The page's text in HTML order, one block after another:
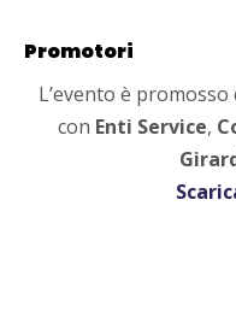
Promotori
L’evento è promosso
con Enti Service,